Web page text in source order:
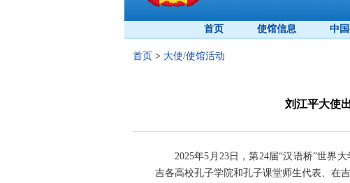
首页 使馆信息 中
首页 > 大使/使馆活动
刘江平大使
2025年5月23日，第24届“汉语桥”世界
吉各高校孔子学院和孔子课堂师生代表、在